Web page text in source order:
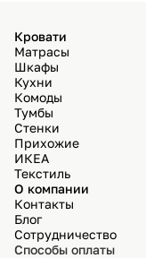
Кровати
Матрасы
Шкафы
Кухни
Комоды
Тумбы
Стенки
Прихожие
ИКЕА
Текстиль
О компании
Контакты
Блог
Сотрудничество
Способы оплаты